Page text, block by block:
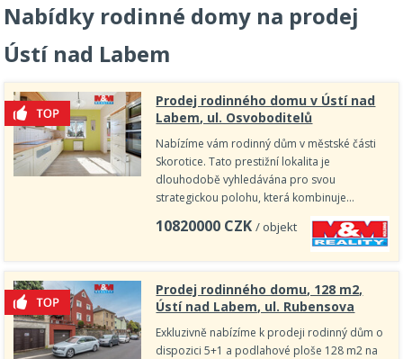
Nabídky rodinné domy na prodej
Ústí nad Labem
Prodej rodinného domu v Ústí nad
Labem, ul. Osvoboditelů
Nabízíme vám rodinný dům v městské části
Skorotice. Tato prestižní lokalita je
dlouhodobě vyhledávána pro svou
strategickou polohu, která kombinuje…
10820000 CZK / objekt
Prodej rodinného domu, 128 m2,
Ústí nad Labem, ul. Rubensova
Exkluzivně nabízíme k prodeji rodinný dům o
dispozici 5+1 a podlahové ploše 128 m2 na